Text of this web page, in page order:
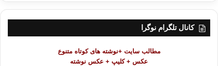
ر
کانال تلگرام نوگرا
مطالب سایت +نوشته های کوتاه متنوع
عکس + کلیپ + عکس نوشته